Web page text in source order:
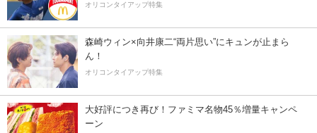
オリコンタイアップ特集
森崎ウィン×向井康二“両片思い”にキュンが止まら
ん！
オリコンタイアップ特集
大好評につき再び！ファミマ名物45％増量キャンペ
ーン